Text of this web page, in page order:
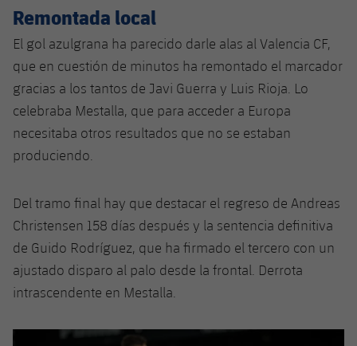
Calendario
Resultados
Clasificaciones
Fotos
Noticias
Voleibol masculino
Voleibol femenino
Apúntate a las amateurs
plusicon
más
Apúntate a las amateurs
Carnet de las Secciones Amateurs
PLUSICON
MÁS
League of Legends
VALORANT Rising
Remontada local
El gol azulgrana ha parecido darle alas al Valencia CF,
que en cuestión de minutos ha remontado el marcador
gracias a los tantos de Javi Guerra y Luis Rioja . Lo
celebraba Mestalla, que para acceder a Europa
necesitaba otros resultados que no se estaban
produciendo.
Del tramo final hay que destacar el regreso de Andreas
Christensen 158 días después y la sentencia definitiva
de Guido Rodríguez, que ha firmado el tercero con un
ajustado disparo al palo desde la frontal. Derrota
intrascendente en Mestalla.
label.aria.chevronleft